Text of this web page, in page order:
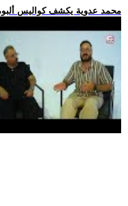
.. محمد عدوية يكشف كواليس